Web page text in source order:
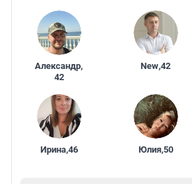
Александр,
42
New,42
Ирина,46 Юлия,50